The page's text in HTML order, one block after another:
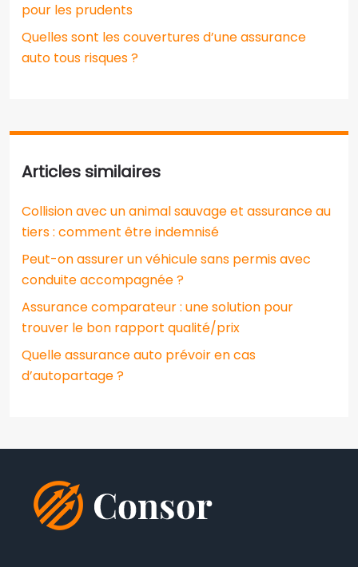
pour les prudents
Quelles sont les couvertures d’une assurance
auto tous risques ?
Articles similaires
Collision avec un animal sauvage et assurance au
tiers : comment être indemnisé
Peut-on assurer un véhicule sans permis avec
conduite accompagnée ?
Assurance comparateur : une solution pour
trouver le bon rapport qualité/prix
Quelle assurance auto prévoir en cas
d’autopartage ?